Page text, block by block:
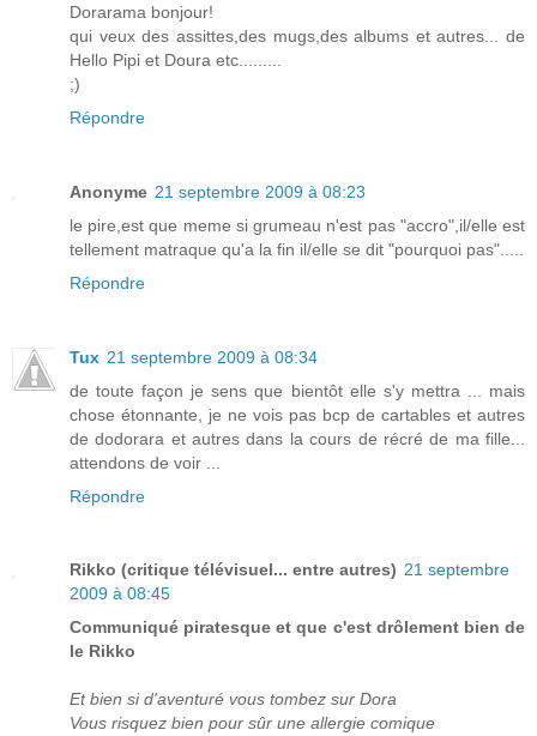
Dorarama bonjour!
qui veux des assittes,des mugs,des albums et autres... de
Hello Pipi et Doura etc.........
;)
Répondre
Anonyme 21 septembre 2009 à 08:23
le pire,est que meme si grumeau n'est pas "accro",il/elle est
tellement matraque qu'a la fin il/elle se dit "pourquoi pas".....
Répondre
Tux 21 septembre 2009 à 08:34
de toute façon je sens que bientôt elle s'y mettra ... mais
chose étonnante, je ne vois pas bcp de cartables et autres
de dodorara et autres dans la cours de récré de ma fille...
attendons de voir ...
Répondre
Rikko (critique télévisuel... entre autres) 21 septembre
2009 à 08:45
Communiqué piratesque et que c'est drôlement bien de
le Rikko
Et bien si d'aventuré vous tombez sur Dora
Vous risquez bien pour sûr une allergie comique